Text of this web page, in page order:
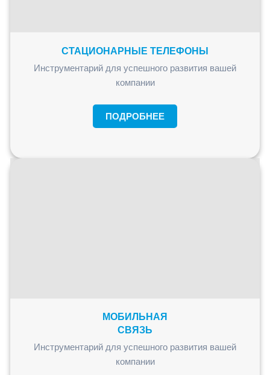
СТАЦИОНАРНЫЕ ТЕЛЕФОНЫ
Инструментарий для успешного развития вашей
компании
ПОДРОБНЕЕ
МОБИЛЬНАЯ
СВЯЗЬ
Инструментарий для успешного развития вашей
компании